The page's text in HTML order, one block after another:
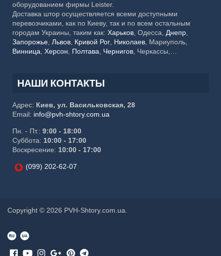
оборудованием фирмы Leister.
Доставка штор осуществляется всеми доступными
перевозчиками, как по Киеву, так и по всем остальным
городам Украины, таким как: Харьков, Одесса, Днепр,
Запорожье, Львов, Кривой Рог, Николаев, Мариуполь,
Винница, Херсон, Полтава, Чернигов, Черкассы,
Кременчуг, Луцк, Белая Церковь, Краматорск, Мелитополь,
Ужгород, Славянск, Никополь, Бердянск, Бровары,
НАШИ КОНТАКТЫ
Адрес: Киев, ул. Васильковская, 28
Email: info@pvh-shtory.com.ua
Пн. - Пт.: 9:00 - 18:00
Суббота: 10:00 - 17:00
Воскресение: 10:00 - 17:00
(099) 202-62-07
Copyright © 2026 PVH-Shtory.com.ua.